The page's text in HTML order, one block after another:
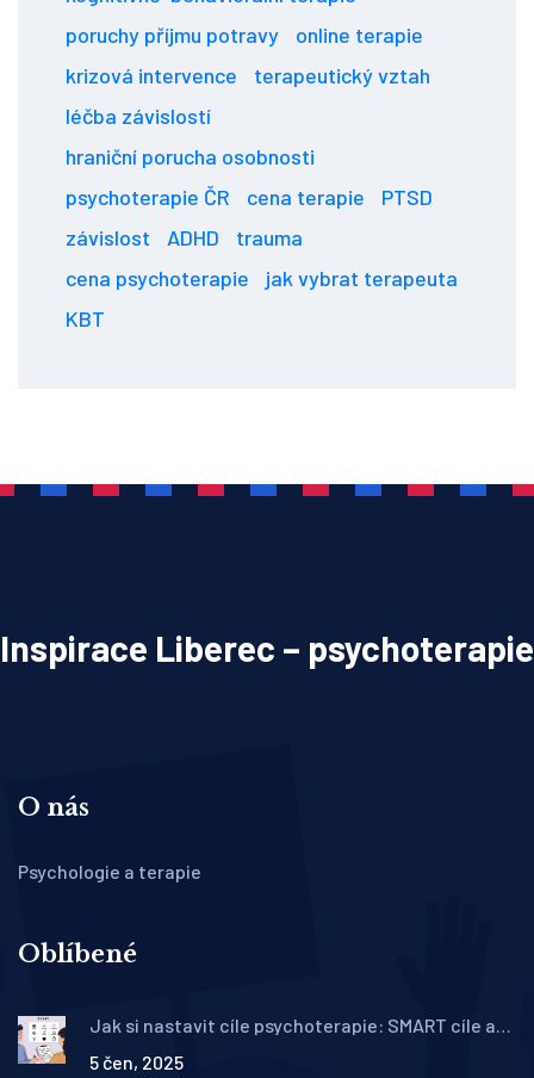
poruchy příjmu potravy
online terapie
krizová intervence
terapeutický vztah
léčba závislostí
hraniční porucha osobnosti
psychoterapie ČR
cena terapie
PTSD
závislost
ADHD
trauma
cena psychoterapie
jak vybrat terapeuta
KBT
Inspirace Liberec – psychoterapie
O nás
Psychologie a terapie
Oblíbené
Jak si nastavit cíle psychoterapie: SMART cíle a
5 čen, 2025